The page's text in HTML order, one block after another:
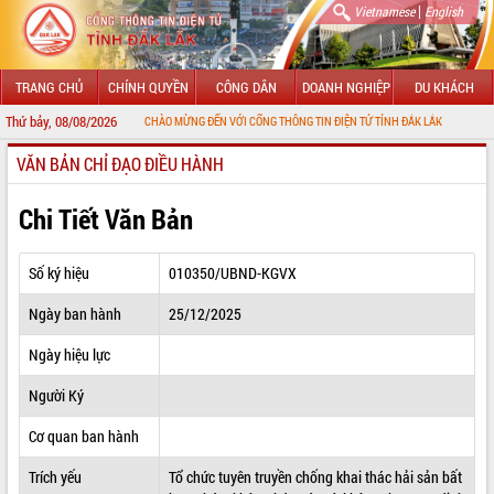
Vietnamese| English
TRANG CHỦ CHÍNH QUYỀN CÔNG DÂN DOANH NGHIỆP DU KHÁCH
Thứ bảy, 08/08/2026CHÀO MỪNG ĐẾN VỚI CỔNG THÔNG TIN ĐIỆN TỬ TỈNH ĐẮK LẮK
GIỚI THIỆU
LÃNH ĐẠO UBND TỈNH
TIN TỨC SỰ KIỆN
SỞ, BAN, NGÀNH
THÔNG TIN CHỈ ĐẠO ĐIỀU HÀNH
HỆ THỐNG VĂN BẢN
VĂN BẢN HĐND TỈNH
VĂN BẢN CHỈ ĐẠO ĐIỀU HÀNH
Chi Tiết Văn Bản
Số ký hiệu
010350/UBND-KGVX
Ngày ban hành
25/12/2025
Ngày hiệu lực
Người Ký
Cơ quan ban hành
Trích yếu
Tổ chức tuyên truyền chống khai thác hải sản bất